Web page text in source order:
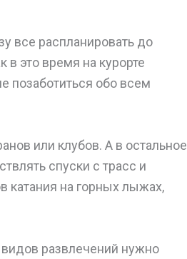
все распланировать до
в это время на курорте
позаботиться обо всем
или клубов. А в остальное
спуски с трасс и
катания на горных лыжах,
развлечений нужно